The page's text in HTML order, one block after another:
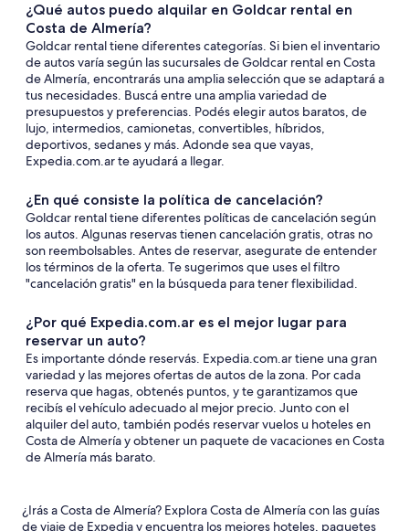
¿Qué autos puedo alquilar en Goldcar rental en
Costa de Almería?
Goldcar rental tiene diferentes categorías. Si bien el inventario
de autos varía según las sucursales de Goldcar rental en Costa
de Almería, encontrarás una amplia selección que se adaptará a
tus necesidades. Buscá entre una amplia variedad de
presupuestos y preferencias. Podés elegir autos baratos, de
lujo, intermedios, camionetas, convertibles, híbridos,
deportivos, sedanes y más. Adonde sea que vayas,
Expedia.com.ar te ayudará a llegar.
¿En qué consiste la política de cancelación?
Goldcar rental tiene diferentes políticas de cancelación según
los autos. Algunas reservas tienen cancelación gratis, otras no
son reembolsables. Antes de reservar, asegurate de entender
los términos de la oferta. Te sugerimos que uses el filtro
"cancelación gratis" en la búsqueda para tener flexibilidad.
¿Por qué Expedia.com.ar es el mejor lugar para
reservar un auto?
Es importante dónde reservás. Expedia.com.ar tiene una gran
variedad y las mejores ofertas de autos de la zona. Por cada
reserva que hagas, obtenés puntos, y te garantizamos que
recibís el vehículo adecuado al mejor precio. Junto con el
alquiler del auto, también podés reservar vuelos u hoteles en
Costa de Almería y obtener un paquete de vacaciones en Costa
de Almería más barato.
¿Irás a Costa de Almería? Explora Costa de Almería con las guías
de viaje de Expedia y encuentra los mejores hoteles, paquetes